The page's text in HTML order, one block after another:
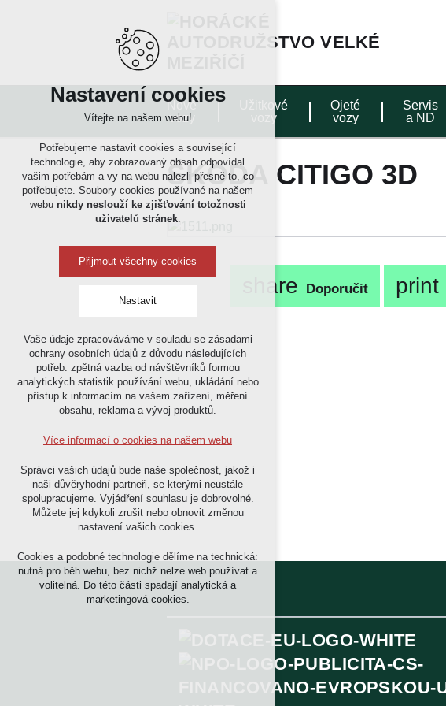
Nové
vozy
Užitkové
vozy
Ojeté
vozy
Servis
a ND
ŠKODA CITIGO 3D
share Doporučit print
Nastavení cookies
Vítejte na našem webu!
Potřebujeme nastavit cookies a související
technologie, aby zobrazovaný obsah odpovídal
vašim potřebám a vy na webu nalezli přesně to, co
potřebujete. Soubory cookies používané na našem
webu nikdy neslouží ke zjišťování totožnosti
uživatelů stránek.
Přijmout všechny cookies
Nastavit
Technická cookies
nutná pro provozování webu
udržení kontextu stránek (session):
případná přihlášení, volby jazyka, apod.
analytická pro anonymizované vyhodnocení
návštěvnosti
marketingová cookies (Google,Facebook)
Více informací o cookies na našem webu
Odmítnout vše
Vaše údaje zpracováváme v souladu se zásadami
ochrany osobních údajů z důvodu následujících
potřeb: zpětná vazba od návštěvníků formou
analytických statistik používání webu, ukládání nebo
přístup k informacím na vašem zařízení, měření
obsahu, reklama a vývoj produktů.
Více informací o cookies na našem webu
Správci vašich údajů bude naše společnost, jakož i
naši důvěryhodní partneři, se kterými neustále
spolupracujeme. Vyjádření souhlasu je dobrovolné.
Můžete jej kdykoli zrušit nebo obnovit změnou
nastavení vašich cookies.
Cookies a podobné technologie dělíme na technická:
nutná pro běh webu, bez nichž nelze web používat a
volitelná. Do této části spadají analytická a
marketingová cookies.